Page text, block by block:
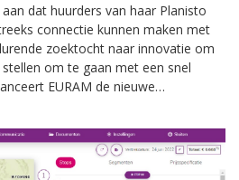
aan dat huurders van haar Planisto
connectie kunnen maken met
zoektocht naar innovatie om
om te gaan met een snel
EURAM de nieuwe